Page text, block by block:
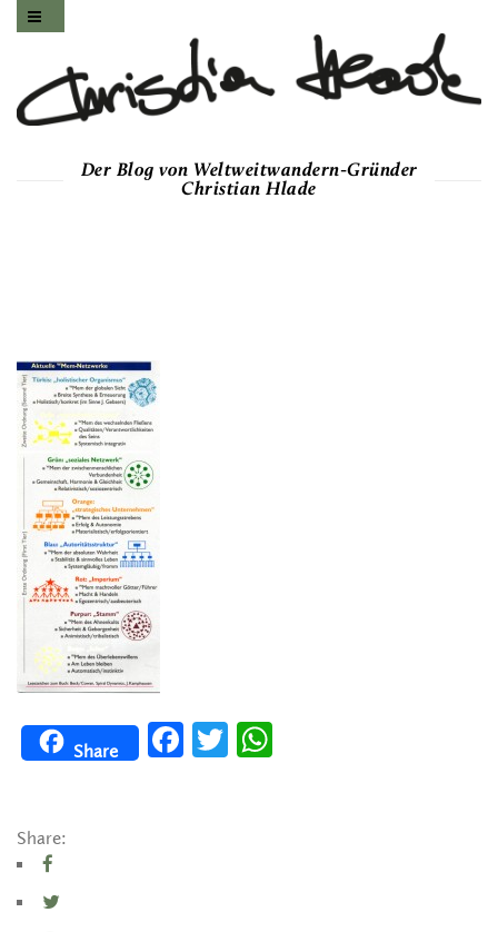
Der Blog von Weltweitwandern-Gründer
Christian Hlade
Share
FacebookTwitter
Share: